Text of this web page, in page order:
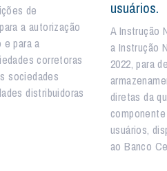
de
a autorização
para a
corretoras
sociedades
distribuidoras
usuários.
A Instrução
a Instrução
2022, para
diretas da
usuários,
ao Banco